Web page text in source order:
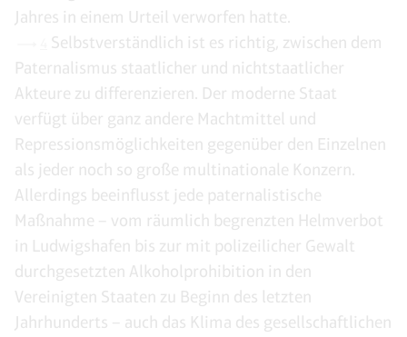
Jahres in einem Urteil verworfen hatte.
Selbstverständlich ist es richtig, zwischen dem
Paternalismus staatlicher und nichtstaatlicher
Akteure zu differenzieren. Der moderne Staat
verfügt über ganz andere Machtmittel und
Repressionsmöglichkeiten gegenüber den Einzelnen
als jeder noch so große multinationale Konzern.
Allerdings beeinflusst jede paternalistische
Maßnahme – vom räumlich begrenzten Helmverbot
in Ludwigshafen bis zur mit polizeilicher Gewalt
durchgesetzten Alkoholprohibition in den
Vereinigten Staaten zu Beginn des letzten
Jahrhunderts – auch das Klima des gesellschaftlichen